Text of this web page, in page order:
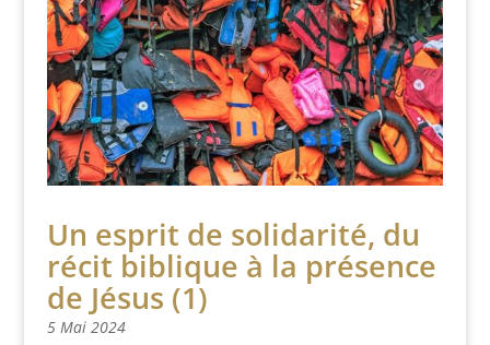
Un esprit de solidarité, du
récit biblique à la présence
de Jésus (1)
5 Mai 2024